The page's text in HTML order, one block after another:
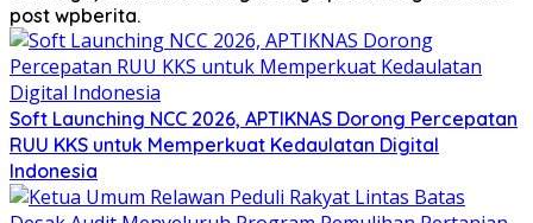
post wpberita.
Soft Launching NCC 2026, APTIKNAS Dorong Percepatan
RUU KKS untuk Memperkuat Kedaulatan Digital
Indonesia